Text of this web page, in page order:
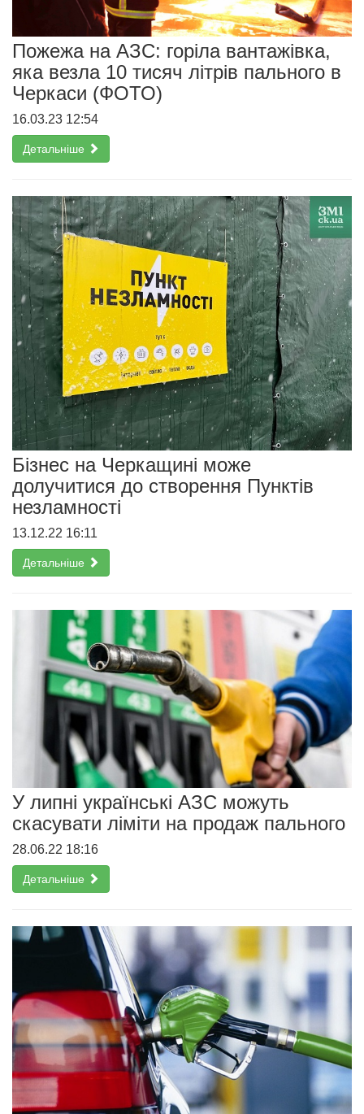
Пожежа на АЗС: горіла вантажівка,
яка везла 10 тисяч літрів пального в
Черкаси (ФОТО)
16.03.23 12:54
Детальніше
Бізнес на Черкащині може
долучитися до створення Пунктів
незламності
13.12.22 16:11
Детальніше
У липні українські АЗС можуть
скасувати ліміти на продаж пального
28.06.22 18:16
Детальніше